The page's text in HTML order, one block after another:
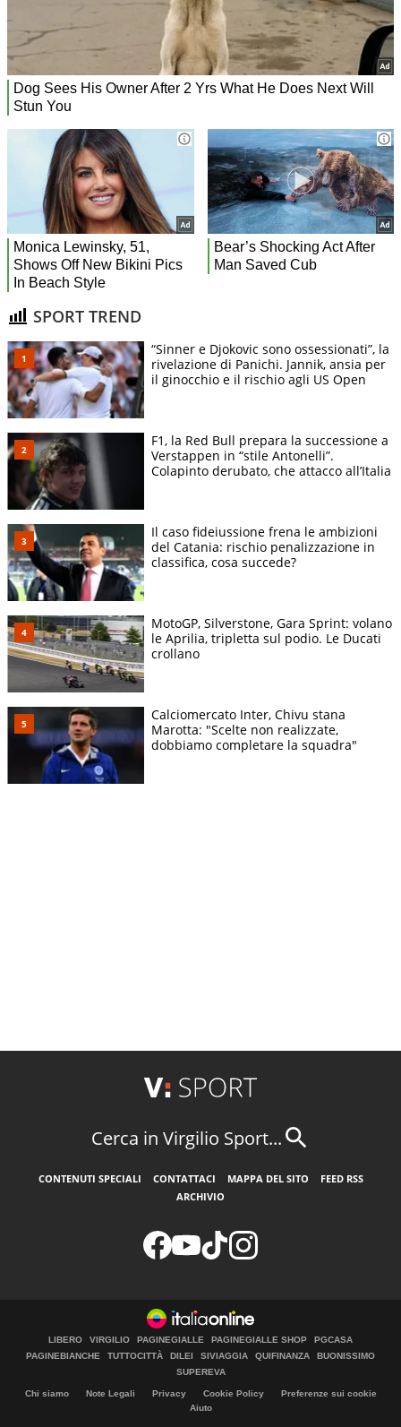
SPORT TREND
“Sinner e Djokovic sono ossessionati”, la
rivelazione di Panichi. Jannik, ansia per
il ginocchio e il rischio agli US Open
F1, la Red Bull prepara la successione a
Verstappen in “stile Antonelli”.
Colapinto derubato, che attacco all’Italia
Il caso fideiussione frena le ambizioni
del Catania: rischio penalizzazione in
classifica, cosa succede?
MotoGP, Silverstone, Gara Sprint: volano
le Aprilia, tripletta sul podio. Le Ducati
crollano
Calciomercato Inter, Chivu stana
Marotta: "Scelte non realizzate,
dobbiamo completare la squadra"
Cerca in Virgilio Sport...
CONTENUTI SPECIALI CONTATTACI MAPPA DEL SITO
FEED RSS
ARCHIVIO
LIBERO VIRGILIO PAGINEGIALLE PAGINEGIALLE SHOP
PGCASA
PAGINEBIANCHE
TUTTOCITTÀ DILEI SIVIAGGIA QUIFINANZA
BUONISSIMO
SUPEREVA
Chi siamo Note Legali Privacy Cookie Policy
Preferenze sui cookie
Aiuto